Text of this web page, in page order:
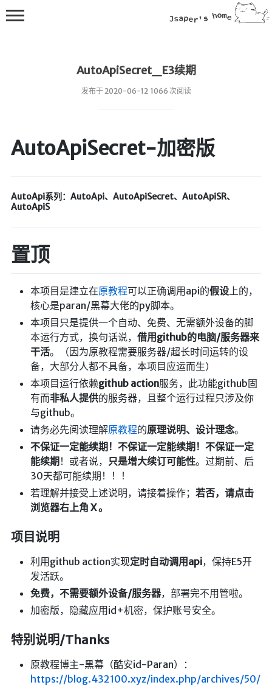
AutoApiSecret_E3续期
发布于 2020-06-12 1066 次阅读
AutoApiSecret-加密版
AutoApi系列：AutoApi、AutoApiSecret、AutoApiSR、
AutoApiS
置顶
本项目是建立在原教程可以正确调用api的假设上的，
核心是paran/黑幕大佬的py脚本。
本项目只是提供一个自动、免费、无需额外设备的脚
本运行方式，换句话说， 借用github的电脑/服务器来
干活。（因为原教程需要服务器/超长时间运转的设
备，大部分人都不具备，本项目应运而生）
本项目运行依赖github action服务，此功能github固
有而非私人提供的服务器，且整个运行过程只涉及你
与github。
请务必先阅读理解原教程的原理说明、设计理念。
不保证一定能续期！不保证一定能续期！不保证一定
能续期！或者说， 只是增大续订可能性。过期前、后
30天都可能续期！！！
若理解并接受上述说明，请接着操作； 若否，请点击
浏览器右上角 X 。
项目说明
利用github action实现定时自动调用api，保持E5开
发活跃。
免费，不需要额外设备/服务器，部署完不用管啦。
加密版，隐藏应用id+机密，保护账号安全。
特别说明/Thanks
原教程博主-黑幕（酷安id-Paran）：
https://blog.432100.xyz/index.php/archives/50/
💻在线桌面
bing壁纸
导航站
暗网导航
简易代理
网页代理
网页代理备用
Google访问助手
🎬在线影视
影视导航
星视界
影视无广告
在线影视备用
英美日韩剧
导航站
在线影视(失效)
电影下载
视频教程
直播聚合